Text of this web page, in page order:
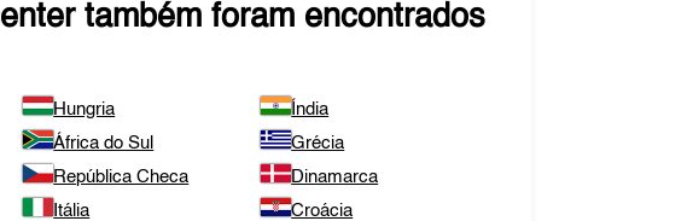
também foram encontrados
Hungria
Índia
África do Sul
Grécia
República Checa
Dinamarca
Itália
Croácia